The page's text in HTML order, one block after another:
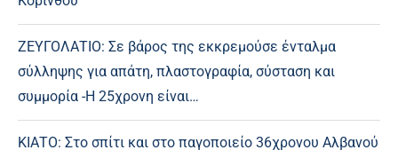
ΖΕΥΓΟΛΑΤΙΟ: Σε βάρος της εκκρεμούσε ένταλμα
σύλληψης για απάτη, πλαστογραφία, σύσταση και
συμμορία -Η 25χρονη είναι…
ΚΙΑΤΟ: Στο σπίτι και στο παγοποιείο 36χρονου Αλβανού